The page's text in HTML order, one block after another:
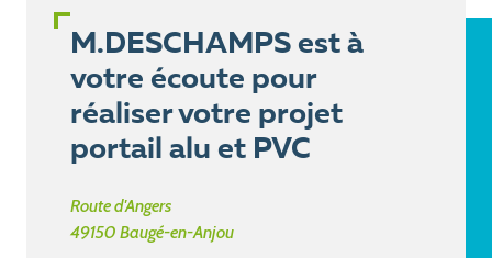
M.DESCHAMPS est à
votre écoute pour
réaliser votre projet
portail alu et PVC
Route d'Angers
49150 Baugé-en-Anjou